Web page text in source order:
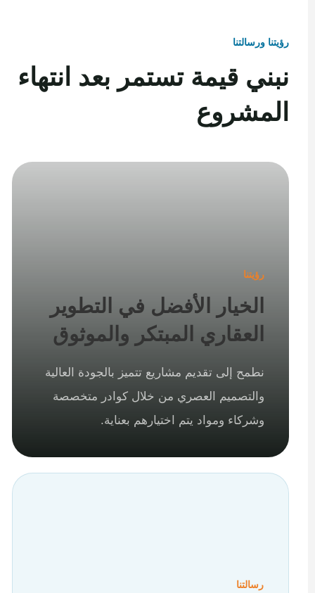
رؤيتنا ورسالتنا
نبني قيمة تستمر بعد انتهاء
المشروع
رؤيتنا
الخيار الأفضل في التطوير
العقاري المبتكر والموثوق
نطمح إلى تقديم مشاريع تتميز بالجودة العالية
والتصميم العصري من خلال كوادر متخصصة
وشركاء ومواد يتم اختيارهم بعناية.
رسالتنا